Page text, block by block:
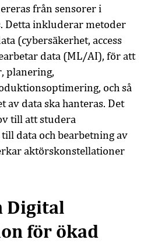
från sensorer i
Detta inkluderar metoder
(cybersäkerhet, access
data (ML/AI), för att
planering,
och så
av data ska hanteras. Det
till att studera
data och bearbetning av
aktörskonstellationer
Digital
för ökad